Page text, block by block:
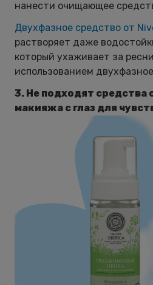
нанести очищающее
Двухфазное средство от
растворяет даже
который ухаживает за
использованием
3. Не подходят
макияжа с глаз для